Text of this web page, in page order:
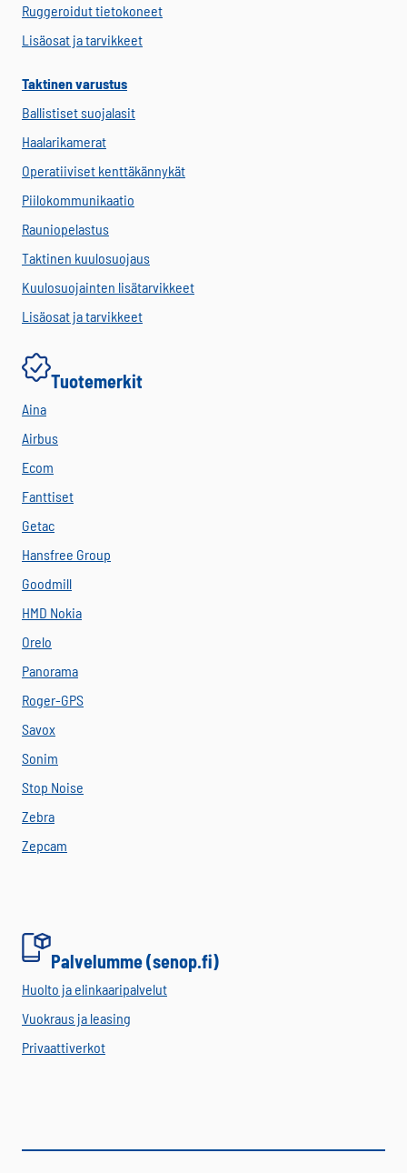
Ruggeroidut tietokoneet
Lisäosat ja tarvikkeet
Taktinen varustus
Ballistiset suojalasit
Haalarikamerat
Operatiiviset kenttäkännykät
Piilokommunikaatio
Rauniopelastus
Taktinen kuulosuojaus
Kuulosuojainten lisätarvikkeet
Lisäosat ja tarvikkeet
Tuotemerkit
Aina
Airbus
Ecom
Fanttiset
Getac
Hansfree Group
Goodmill
HMD Nokia
Orelo
Panorama
Roger-GPS
Savox
Sonim
Stop Noise
Zebra
Zepcam
Palvelumme (senop.fi)
Huolto ja elinkaaripalvelut
Vuokraus ja leasing
Privaattiverkot